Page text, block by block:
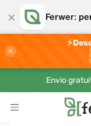
× Ferwer:
×
⚡
Envio